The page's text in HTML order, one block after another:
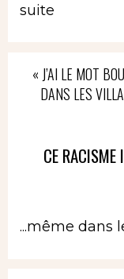
suite
« J’AI LE MOT
DANS LES
CE RACISME
...même dans